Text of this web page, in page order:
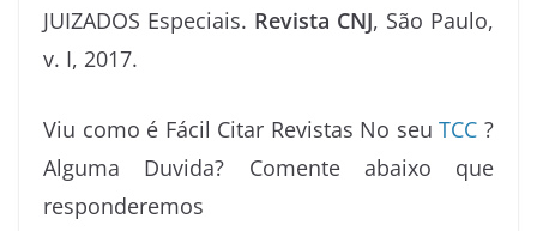
JUIZADOS Especiais. Revista CNJ, São Paulo,
v. I, 2017.
Viu como é Fácil Citar Revistas No seuTCC ?
Alguma Duvida? Comente abaixo que
responderemos